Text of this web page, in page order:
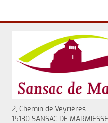
2, Chemin de Veyrières
15130 SANSAC DE MARMIESSE